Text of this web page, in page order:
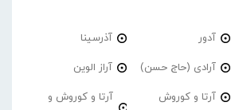
آدور آذرسینا
آرادی (حاج حسن) آراز الوین
آرتا و کوروش
آرتا و کوروش و